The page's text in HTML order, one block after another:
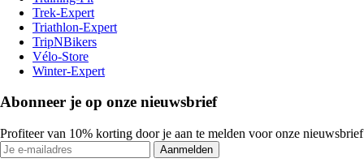
Trek-Expert
Triathlon-Expert
TripNBikers
Vélo-Store
Winter-Expert
Abonneer je op onze nieuwsbrief
Profiteer van 10% korting door je aan te melden voor onze nieuwsbrief
Aanmelden